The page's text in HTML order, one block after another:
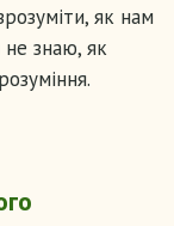
як нам
не знаю, як